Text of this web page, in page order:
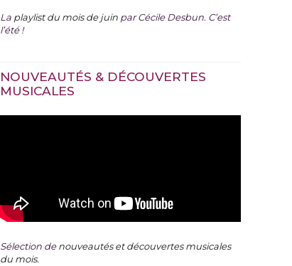
La playlist du mois de juin par Cécile Desbun. C’est
l’été !
NOUVEAUTÉS & DÉCOUVERTES
MUSICALES
Sélection denouveautés et découvertes musicales
du mois.